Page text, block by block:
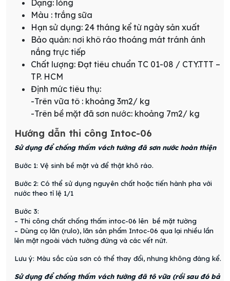
Dạng: lỏng
Màu : trắng sữa
Hạn sử dụng: 24 tháng kể từ ngày sản xuất
Bảo quản: nơi khô ráo thoáng mát tránh ánh
nắng trực tiếp
Chất lượng: Đạt tiêu chuẩn TC 01-08 / CTY.TTT –
TP. HCM
Định mức tiêu thụ:
-Trên vữa tô : khoảng 3m2/ kg
-Trên bề mặt đã sơn nước: khoảng 7m2/ kg
Hướng dẫn thi công Intoc-06
Sử dụng để chống thấm vách tường đã sơn nước hoàn thiện
Bước 1: Vệ sinh bề mặt và để thật khô ráo.
Bước 2: Có thể sử dụng nguyên chất hoặc tiến hành pha với
nước theo tỉ lệ 1/1
Bước 3:
– Thi công chất chống thấm intoc-06 lên bề mặt tường
– Dùng cọ lăn (rulo), lăn sản phẩm Intoc-06 qua lại nhiều lần
lên mặt ngoài vách tường đứng và các vết nứt.
Lưu ý: Màu sắc của sơn có thể thay đổi, nhưng không đáng kể.
Sử dụng để chống thấm vách tường đã tô vữa (rồi sau đó bả